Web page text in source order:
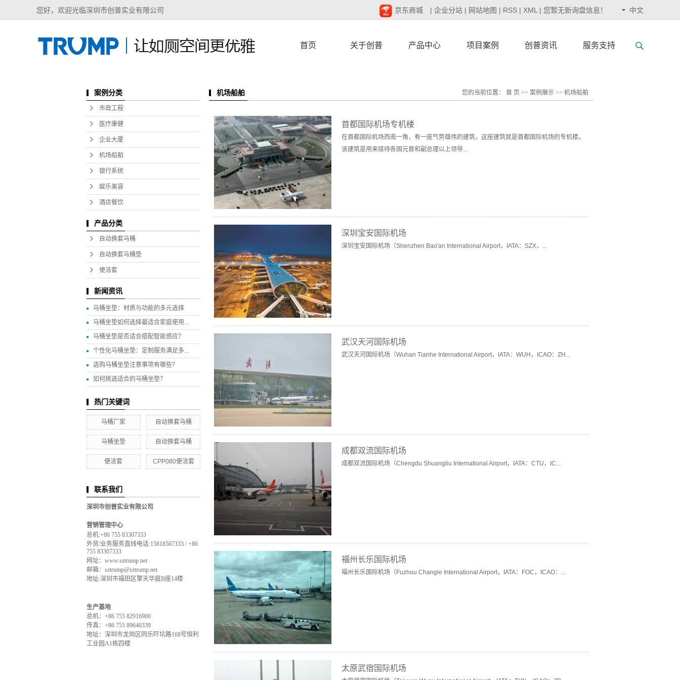
您好，欢迎光临深圳市创普实业有限公司 中文
京东商城 | 企业分站 | 网站地图 | RSS | XML | 您暂无新询盘信息！
首页 关于创普 产品中心 项目案例 创普资讯 服务支持
案例分类
市政工程
医疗康健
企业大厦
机场船舶
银行系统
娱乐美容
酒店餐饮
产品分类
自动换套马桶
自动换套马桶垫
便洁套
新闻资讯
马桶坐垫：材质与功能的多元选择
马桶坐垫如何选择最适合家庭使用...
马桶坐垫是否适合搭配智能感应？
个性化马桶坐垫：定制服务满足多...
选购马桶坐垫注意事项有哪些？
如何挑选适合的马桶坐垫？
热门关键词
马桶厂家 自动换套马桶
马桶坐垫 自动换套马桶
便洁套 CPP080便洁套
联系我们
深圳市创普实业有限公司
营销管理中心
总机:+86 755 83307333
外贸/业务服务直线电话:15818507333 / +86
755 83307333
网址：www.sztrump.net
邮箱：sztrump@sztrump.net
地址:深圳市福田区擎天华庭B座14楼
生产基地
总机：+86 755 82916900
传真：+86 755 89640339
地址：深圳市龙岗区同乐吓坑路168号恒利
工业园A1栋四楼
机场船舶 您的当前位置： 首 页 >> 案例展示 >> 机场船舶
首都国际机场专机楼
在首都国际机场西南一角，有一座气势雄伟的建筑，这座建筑就是首都国际机场的专机楼。
该建筑是用来接待各国元首和副总理以上领导...
深圳宝安国际机场
深圳宝安国际机场（Shenzhen Bao'an International Airport，IATA：SZX，...
武汉天河国际机场
武汉天河国际机场（Wuhan Tianhe International Airport，IATA：WUH，ICAO：ZH...
成都双流国际机场
成都双流国际机场（Chengdu Shuangliu International Airport，IATA：CTU，IC...
福州长乐国际机场
福州长乐国际机场（Fuzhou Changle International Airport，IATA：FOC，ICAO：...
太原武宿国际机场